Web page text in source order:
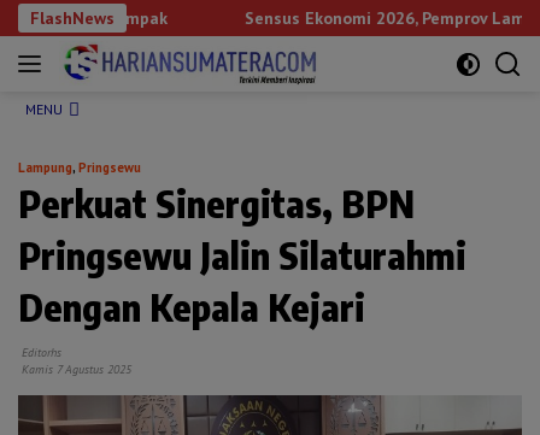
Langsung
ke
konten
FlashNews
Berdampak Sensus Ekonomi 2026, Pemprov Lampung
MENU
Lampung, Pringsewu
Perkuat Sinergitas, BPN
Pringsewu Jalin Silaturahmi
Dengan Kepala Kejari
Editorhs
Kamis 7 Agustus 2025